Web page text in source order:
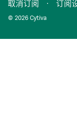
© 2026 Cytiva
取消订阅
· 订阅